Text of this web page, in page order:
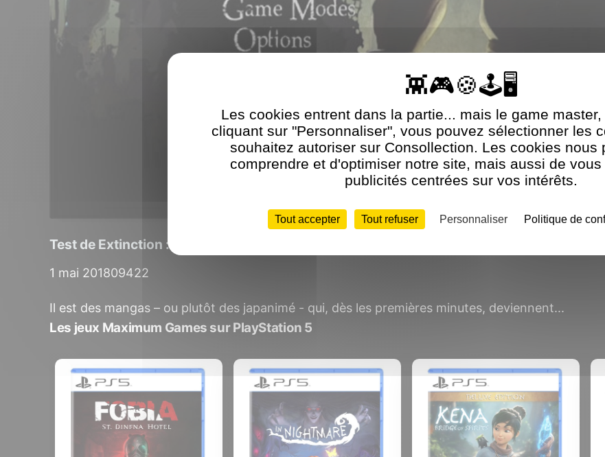
Test de Extinction : combattez des ogres gigantesques et sauver Dolorum
1 mai 201809422
Il est des mangas – ou plutôt des japanimé - qui, dès les premières minutes, deviennent...
Les jeux Maximum Games sur PlayStation 5
Les cookies entrent dans la partie... mais le game
cliquant sur "Personnaliser", vous pouvez sélectionner les
souhaitez autoriser sur Consollection. Les cookies nous
comprendre et d'optimiser notre site, mais aussi de
publicités centrées sur vos intérêts.
Tout accepter Tout refuser Personnaliser Politique de